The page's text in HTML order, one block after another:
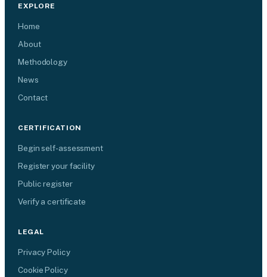
EXPLORE
Home
About
Methodology
News
Contact
CERTIFICATION
Begin self-assessment
Register your facility
Public register
Verify a certificate
LEGAL
Privacy Policy
Cookie Policy